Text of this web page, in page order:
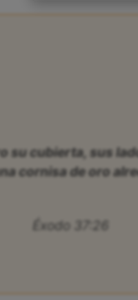
su cubierta, sus
cornisa de oro
Éxodo 37:26